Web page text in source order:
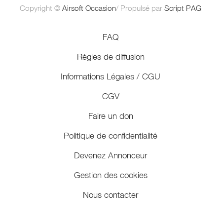
Copyright © Airsoft Occasion/ Propulsé par Script PAG
FAQ
Règles de diffusion
Informations Légales / CGU
CGV
Faire un don
Politique de confidentialité
Devenez Annonceur
Gestion des cookies
Nous contacter